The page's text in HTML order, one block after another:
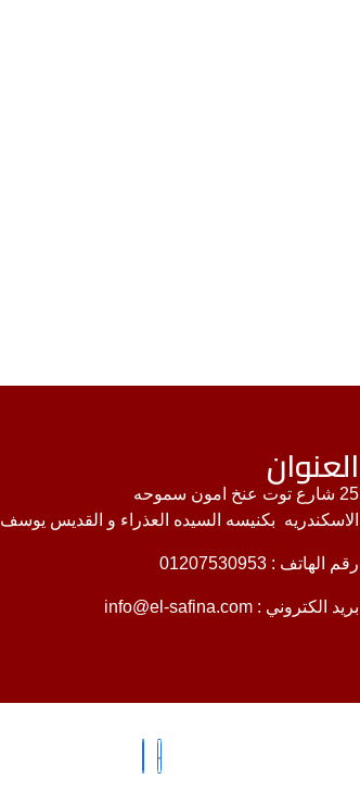
العنوان
25 شارع توت عنخ امون سموحه
الاسكندريه بكنيسه السيده العذراء و القديس يوسف
رقم الهاتف : 01207530953
بريد الكتروني : info@el-safina.com